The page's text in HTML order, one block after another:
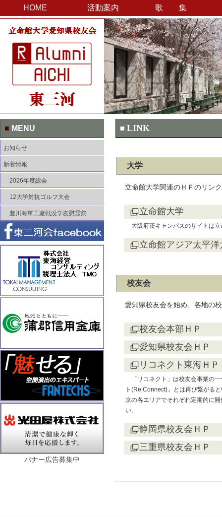
HOME 活動案内 歌 集
■ MENU
お知らせ
新着情報
2026年度総会
12大学対抗ゴルフ大会
豊川海軍工廠戦没学友慰霊祭
バナー広告募集中
■ LINK
大学
立命館大学関連のＨＰのリン
立命館大学
大阪府茨キャンパスのサイトは
立命館アジア太平
校友会
愛知県校友会を始め、各地の
校友会本部ＨＰ
愛知県校友会ＨＰ
リコネクト東海ＨＰ
「リコネクト」は校友会事業の
ト(Re:Connect)」とは再び繋がる
京の各エリアでそれぞれ定期的に
い。
静岡県校友会ＨＰ
三重県校友会ＨＰ